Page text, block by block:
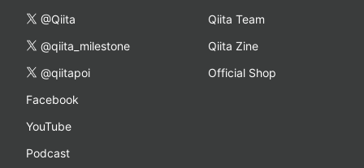
@Qiita
@qiita_milestone
@qiitapoi
Facebook
YouTube
Podcast
Qiita Team
Qiita Zine
Official Shop